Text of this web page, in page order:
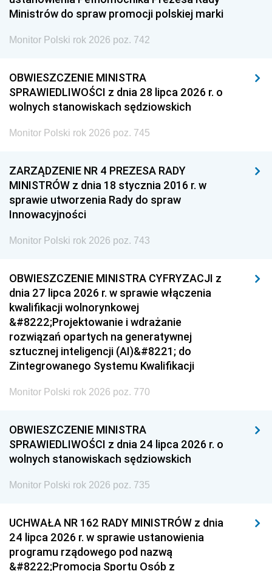
Ministrów do spraw promocji polskiej marki
Monitor Polski rok 2026 poz. 742
OBWIESZCZENIE MINISTRA
SPRAWIEDLIWOŚCI z dnia 28 lipca 2026 r. o
wolnych stanowiskach sędziowskich
Monitor Polski rok 2026 poz. 745
ZARZĄDZENIE NR 4 PREZESA RADY
MINISTRÓW z dnia 18 stycznia 2016 r. w
sprawie utworzenia Rady do spraw
Innowacyjności
Monitor Polski rok 2026 poz. 743
OBWIESZCZENIE MINISTRA CYFRYZACJI z
dnia 27 lipca 2026 r. w sprawie włączenia
kwalifikacji wolnorynkowej
&#8222;Projektowanie i wdrażanie
rozwiązań opartych na generatywnej
sztucznej inteligencji (AI)&#8221; do
Zintegrowanego Systemu Kwalifikacji
Monitor Polski rok 2026 poz. 770
OBWIESZCZENIE MINISTRA
SPRAWIEDLIWOŚCI z dnia 24 lipca 2026 r. o
wolnych stanowiskach sędziowskich
Monitor Polski rok 2026 poz. 735
UCHWAŁA NR 162 RADY MINISTRÓW z dnia
24 lipca 2026 r. w sprawie ustanowienia
programu rządowego pod nazwą
&#8222;Promocja Sportu Osób z